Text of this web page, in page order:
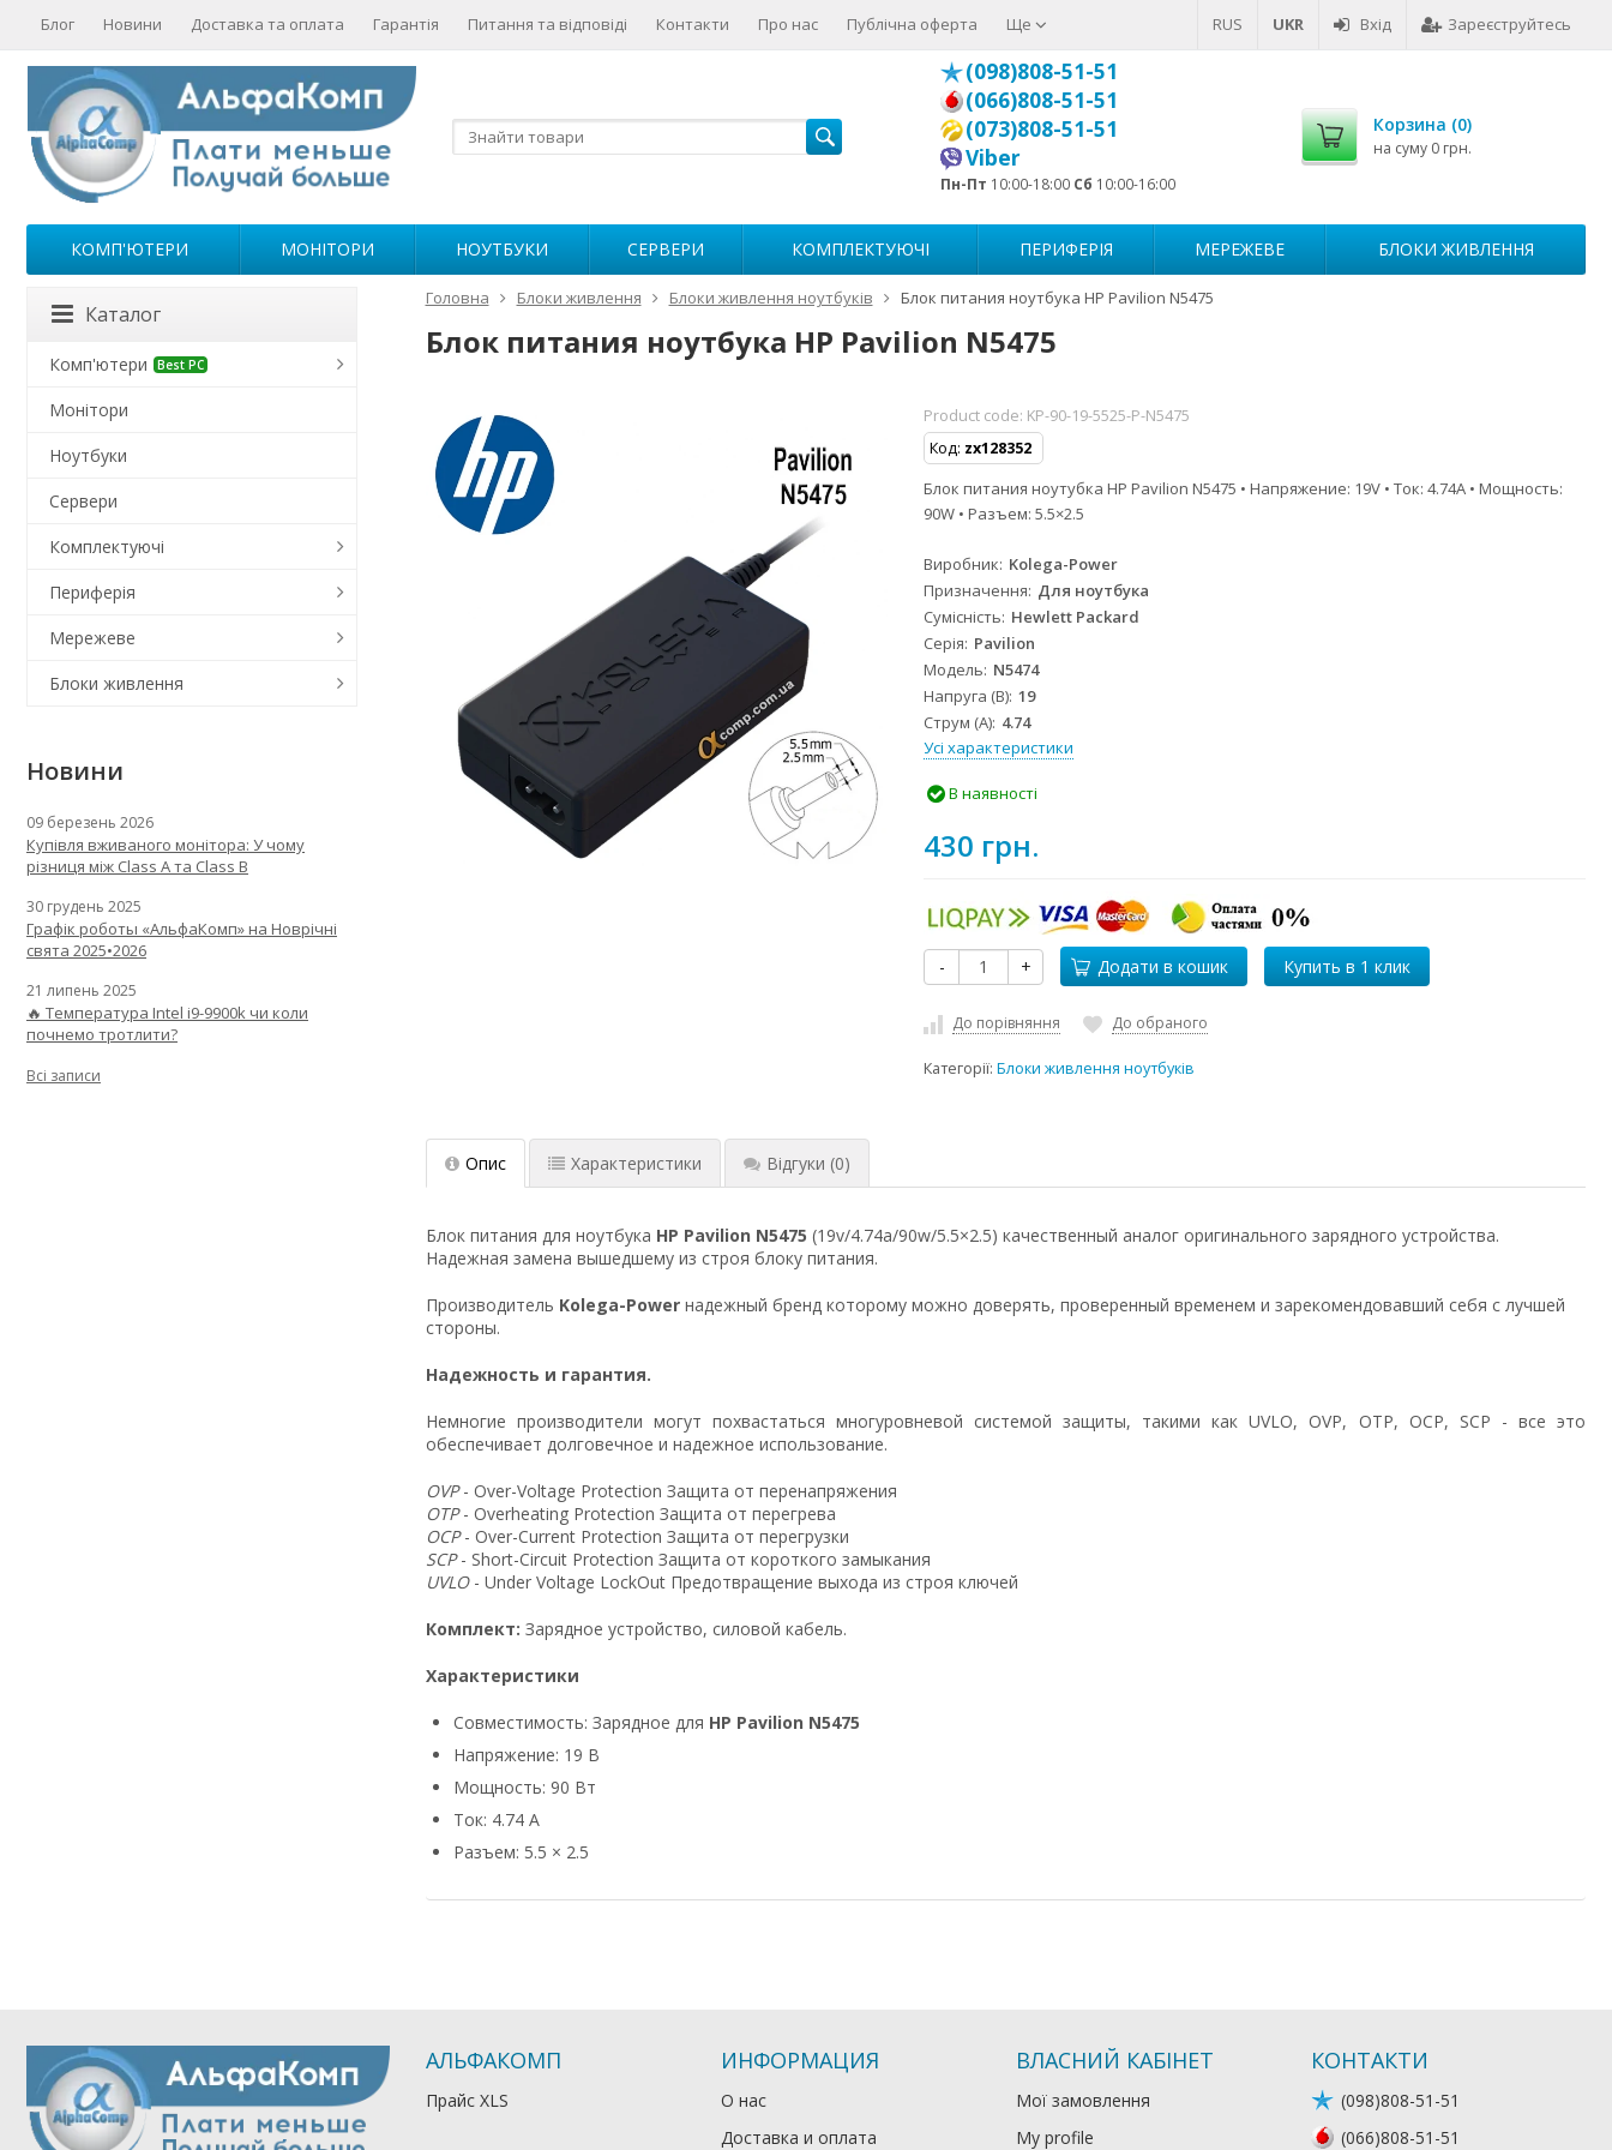
RUS UKR Вхід Зареєструйтесь
Блог Новини Доставка та оплата Гарантія Питання та відповіді Контакти Про нас Публічна оферта Ще
(098)808-51-51
(066)808-51-51
(073)808-51-51
Viber
Пн-Пт 10:00-18:00 Сб 10:00-16:00
Корзина (0)
на суму 0 грн.
КОМП'ЮТЕРИ МОНІТОРИ НОУТБУКИ СЕРВЕРИ КОМПЛЕКТУЮЧІ ПЕРИФЕРІЯ МЕРЕЖЕВЕ БЛОКИ ЖИВЛЕННЯ
Головна Блоки живлення Блоки живлення ноутбуків Блок питания ноутбука HP Pavilion N5475
Блок питания ноутбука HP Pavilion N5475
Product code: KP-90-19-5525-P-N5475
Код: zx128352
Блок питания ноутубка HP Pavilion N5475 • Напряжение: 19V • Ток: 4.74A • Мощность:
90W • Разъем: 5.5×2.5
Виробник Kolega-Power
Призначення Для ноутбука
Сумісність Hewlett Packard
Серія Pavilion
Модель N5474
Напруга (В) 19
Струм (А) 4.74
Усі характеристики
В наявності
430 грн.
- + Додати в кошик
До порівняння До обраного
Категорії:Блоки живлення ноутбуків
Опис Характеристики Відгуки (0)
Блок питания для ноутбука HP Pavilion N5475 (19v/4.74a/90w/5.5×2.5) качественный аналог оригинального зарядного устройства.
Надежная замена вышедшему из строя блоку питания.
Производитель Kolega-Powerнадежный бренд которому можно доверять, проверенный временем и зарекомендовавший себя с лучшей
стороны.
Надежность и гарантия.
Немногие производители могут похвастаться многуровневой системой защиты, такими как UVLO, OVP, OTP, OCP, SCP - все это
обеспечивает долговечное и надежное использование.
OVP- Over-Voltage Protection Защита от перенапряжения
OTP- Overheating Protection Защита от перегрева
OCP- Over-Current Protection Защита от перегрузки
SCP- Short-Circuit Protection Защита от короткого замыкания
UVLO- Under Voltage LockOut Предотвращение выхода из строя ключей
Комплект: Зарядное устройство, силовой кабель.
Характеристики
Совместимость: Зарядное для HP Pavilion N5475
Напряжение: 19 В
Мощность: 90 Вт
Ток: 4.74 А
Разъем: 5.5 × 2.5
Каталог
Комп'ютери Best PC
Монітори
Ноутбуки
Сервери
Комплектуючі
Периферія
Мережеве
Блоки живлення
Новини
09 березень 2026
Купівля вживаного монітора: У чому
різниця між Class A та Class B
30 грудень 2025
Графік роботы «АльфаКомп» на Новрічні
свята 2025•2026
21 липень 2025
🔥 Температура Intel i9-9900k чи коли
почнемо тротлити?
Всі записи
АЛЬФАКОМП
Прайс XLS
ИНФОРМАЦИЯ
О нас
Доставка и оплата
ВЛАСНИЙ КАБІНЕТ
Мої замовлення
My profile
КОНТАКТИ
(098)808-51-51
(066)808-51-51